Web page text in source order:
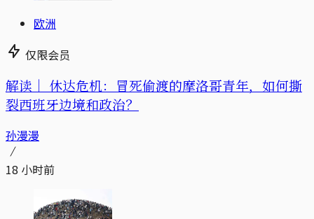
欧洲
仅限会员
解读｜ 休达危机：冒死偷渡的摩洛哥青年，如何撕
裂西班牙边境和政治？
孙漫漫
18 小时前